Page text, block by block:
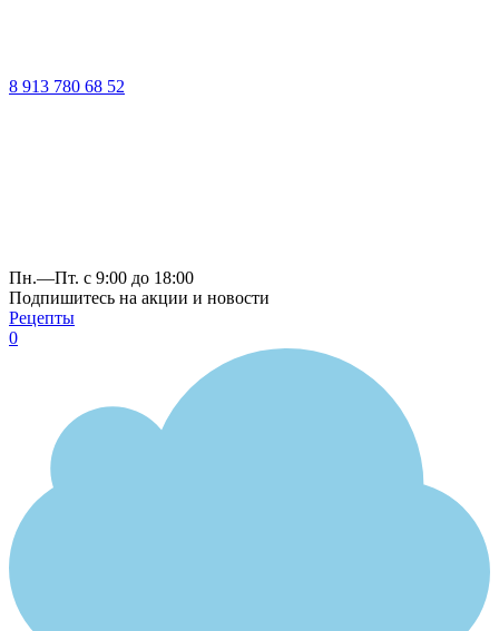
8 913 780 68 52
Пн.—Пт. с 9:00 до 18:00
Подпишитесь на акции и новости
Рецепты
0